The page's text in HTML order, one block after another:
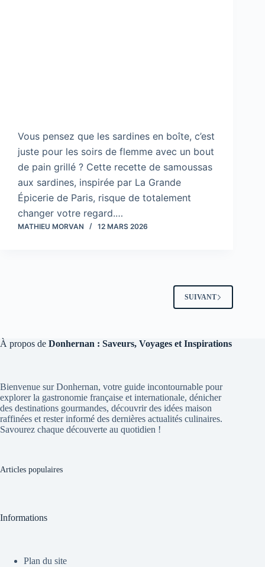
Vous pensez que les sardines en boîte, c’est
juste pour les soirs de flemme avec un bout
de pain grillé ? Cette recette de samoussas
aux sardines, inspirée par La Grande
Épicerie de Paris, risque de totalement
changer votre regard.…
MATHIEU MORVAN 12 MARS 2026
SUIVANT
À propos de Donhernan : Saveurs, Voyages et Inspirations
Bienvenue sur Donhernan, votre guide incontournable pour
explorer la gastronomie française et internationale, dénicher
des destinations gourmandes, découvrir des idées maison
raffinées et rester informé des dernières actualités culinaires.
Savourez chaque découverte au quotidien !
Articles populaires
Informations
Plan du site